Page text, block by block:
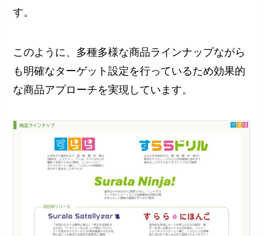
す。
このように、多種多様な商品ラインナップながら
も明確なターゲット設定を行っているため効果的
な商品アプローチを実現しています。